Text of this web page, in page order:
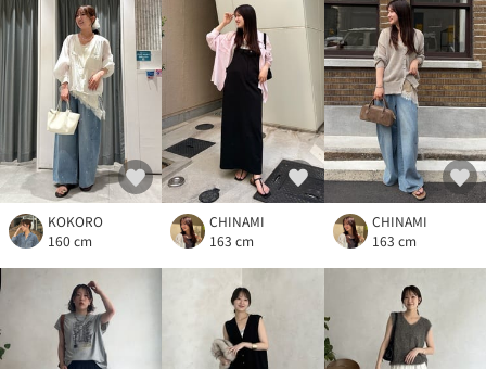
KOKORO
160 cm
CHINAMI
163 cm
CHINAMI
163 cm